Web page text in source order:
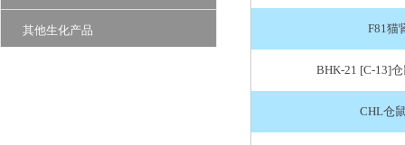
其他生化产品 F81猫
BHK-21 [C-13]
CHL仓